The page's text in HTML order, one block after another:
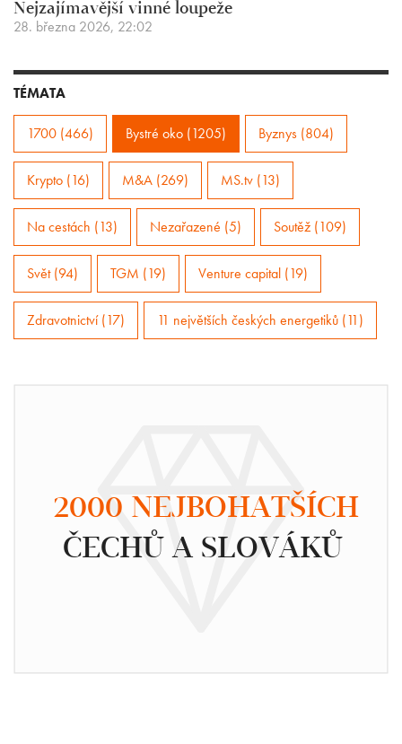
Nejzajímavější vinné loupeže
28. března 2026, 22:02
TÉMATA
1700 (466) Bystré oko (1205) Byznys (804)
Krypto (16) M&A (269) MS.tv (13)
Na cestách (13) Nezařazené (5) Soutěž (109)
Svět (94) TGM (19) Venture capital (19)
Zdravotnictví (17) 11 největších českých energetiků (11)
2000 NEJBOHATŠÍCH
ČECHŮ A SLOVÁKŮ